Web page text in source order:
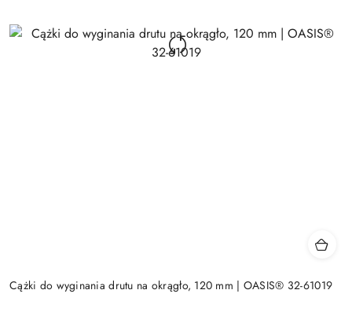
Cążki do wyginania drutu na okrągło, 120 mm | OASIS® 32-61019